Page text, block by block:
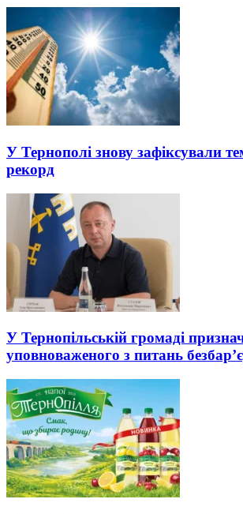
У Тернополі знову зафіксували
рекорд
У Тернопільській громаді
уповноваженого з питань